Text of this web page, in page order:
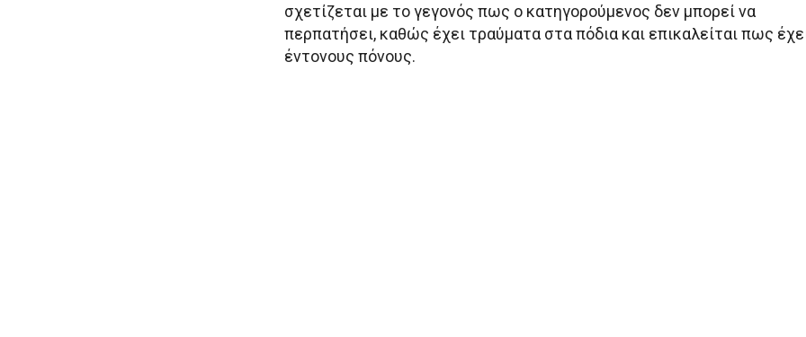
σχετίζεται με το γεγονός πως ο κατηγορούμενος δεν μπορεί να
περπατήσει, καθώς έχει τραύματα στα πόδια και επικαλείται πως
έντονους πόνους.